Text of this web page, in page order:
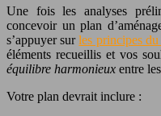
Une fois les analyses
concevoir un plan
s’appuyer surles principes
éléments recueillis et vos
équilibre harmonieux entre
Votre plan devrait inclure :